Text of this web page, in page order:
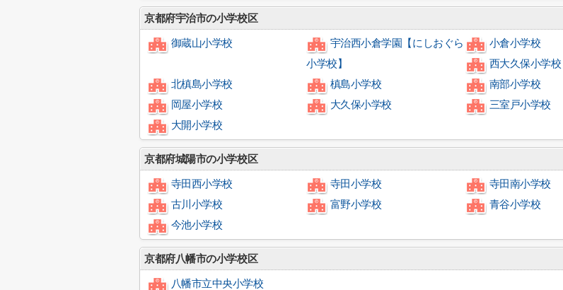
京都府宇治市の小学校区
御蔵山小学校
宇治西小倉学園【にしおぐら
小学校】
小倉小学校
西大久保小学校
北槙島小学校
槙島小学校 南部小学校
岡屋小学校
大久保小学校 三室戸小学校
大開小学校
京都府城陽市の小学校区
寺田西小学校 寺田小学校 寺田南小学校
古川小学校
富野小学校 青谷小学校
今池小学校
京都府八幡市の小学校区
八幡市立中央小学校